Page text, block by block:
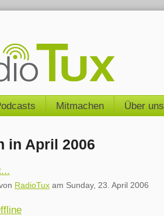
Mitmachen Über uns
in April 2006
RadioTuxam Sunday, 23. April 2006